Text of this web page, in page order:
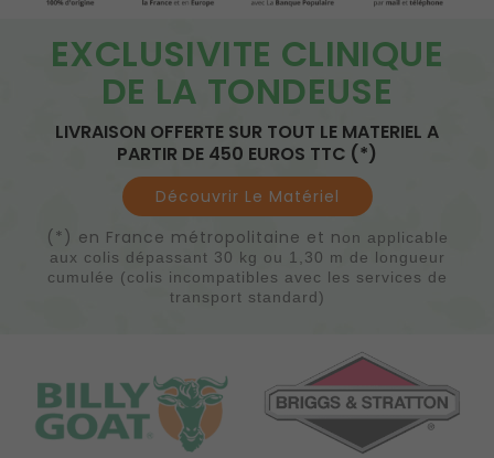
EXCLUSIVITE CLINIQUE
DE LA TONDEUSE
LIVRAISON OFFERTE SUR TOUT LE MATERIEL A
PARTIR DE 450 EUROS TTC (*)
Découvrir Le Matériel
(*) en France métropolitaine et non applicable
aux colis dépassant 30 kg ou 1,30 m de longueur
cumulée (colis incompatibles avec les services de
transport standard)